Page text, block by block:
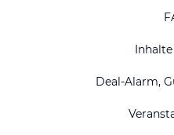
Deal-Alarm,